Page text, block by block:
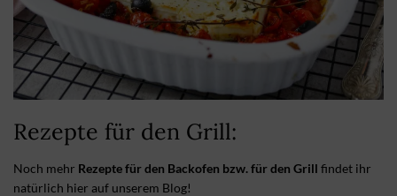
Rezepte für den Grill:
Noch mehr Rezepte für den Backofen bzw. für den Grill findet ihr
natürlich hier auf unserem Blog!